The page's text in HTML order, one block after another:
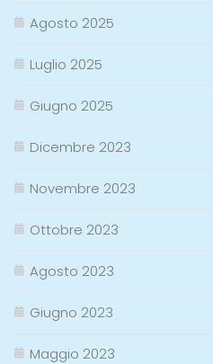
Agosto 2025
Luglio 2025
Giugno 2025
Dicembre 2023
Novembre 2023
Ottobre 2023
Agosto 2023
Giugno 2023
Maggio 2023